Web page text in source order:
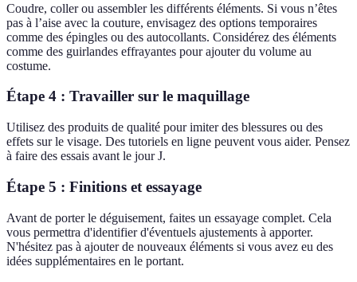
Coudre, coller ou assembler les différents éléments. Si vous n’êtes
pas à l’aise avec la couture, envisagez des options temporaires
comme des épingles ou des autocollants. Considérez des éléments
comme des guirlandes effrayantes pour ajouter du volume au
costume.
Étape 4 : Travailler sur le maquillage
Utilisez des produits de qualité pour imiter des blessures ou des
effets sur le visage. Des tutoriels en ligne peuvent vous aider. Pensez
à faire des essais avant le jour J.
Étape 5 : Finitions et essayage
Avant de porter le déguisement, faites un essayage complet. Cela
vous permettra d'identifier d'éventuels ajustements à apporter.
N'hésitez pas à ajouter de nouveaux éléments si vous avez eu des
idées supplémentaires en le portant.